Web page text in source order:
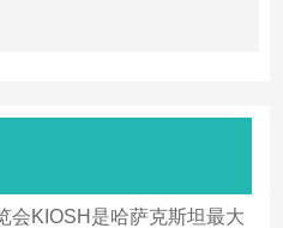
会KIOSH是哈萨克斯坦最大